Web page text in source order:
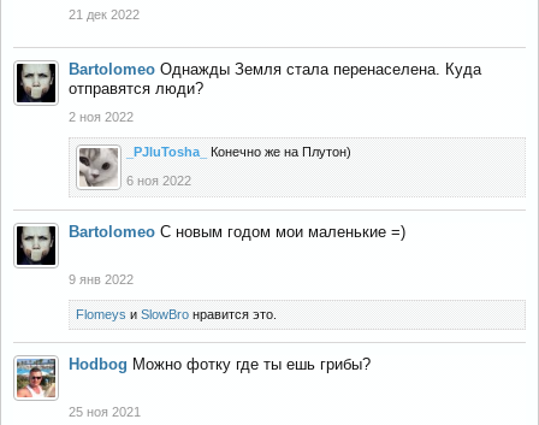
21 дек 2022
Bartolomeo Однажды Земля стала перенаселена. Куда
отправятся люди?
2 ноя 2022
_PJluTosha_
Конечно же на Плутон)
6 ноя 2022
Bartolomeo С новым годом мои маленькие =)
9 янв 2022
Flomeys и SlowBro нравится это.
Hodbog Можно фотку где ты ешь грибы?
25 ноя 2021